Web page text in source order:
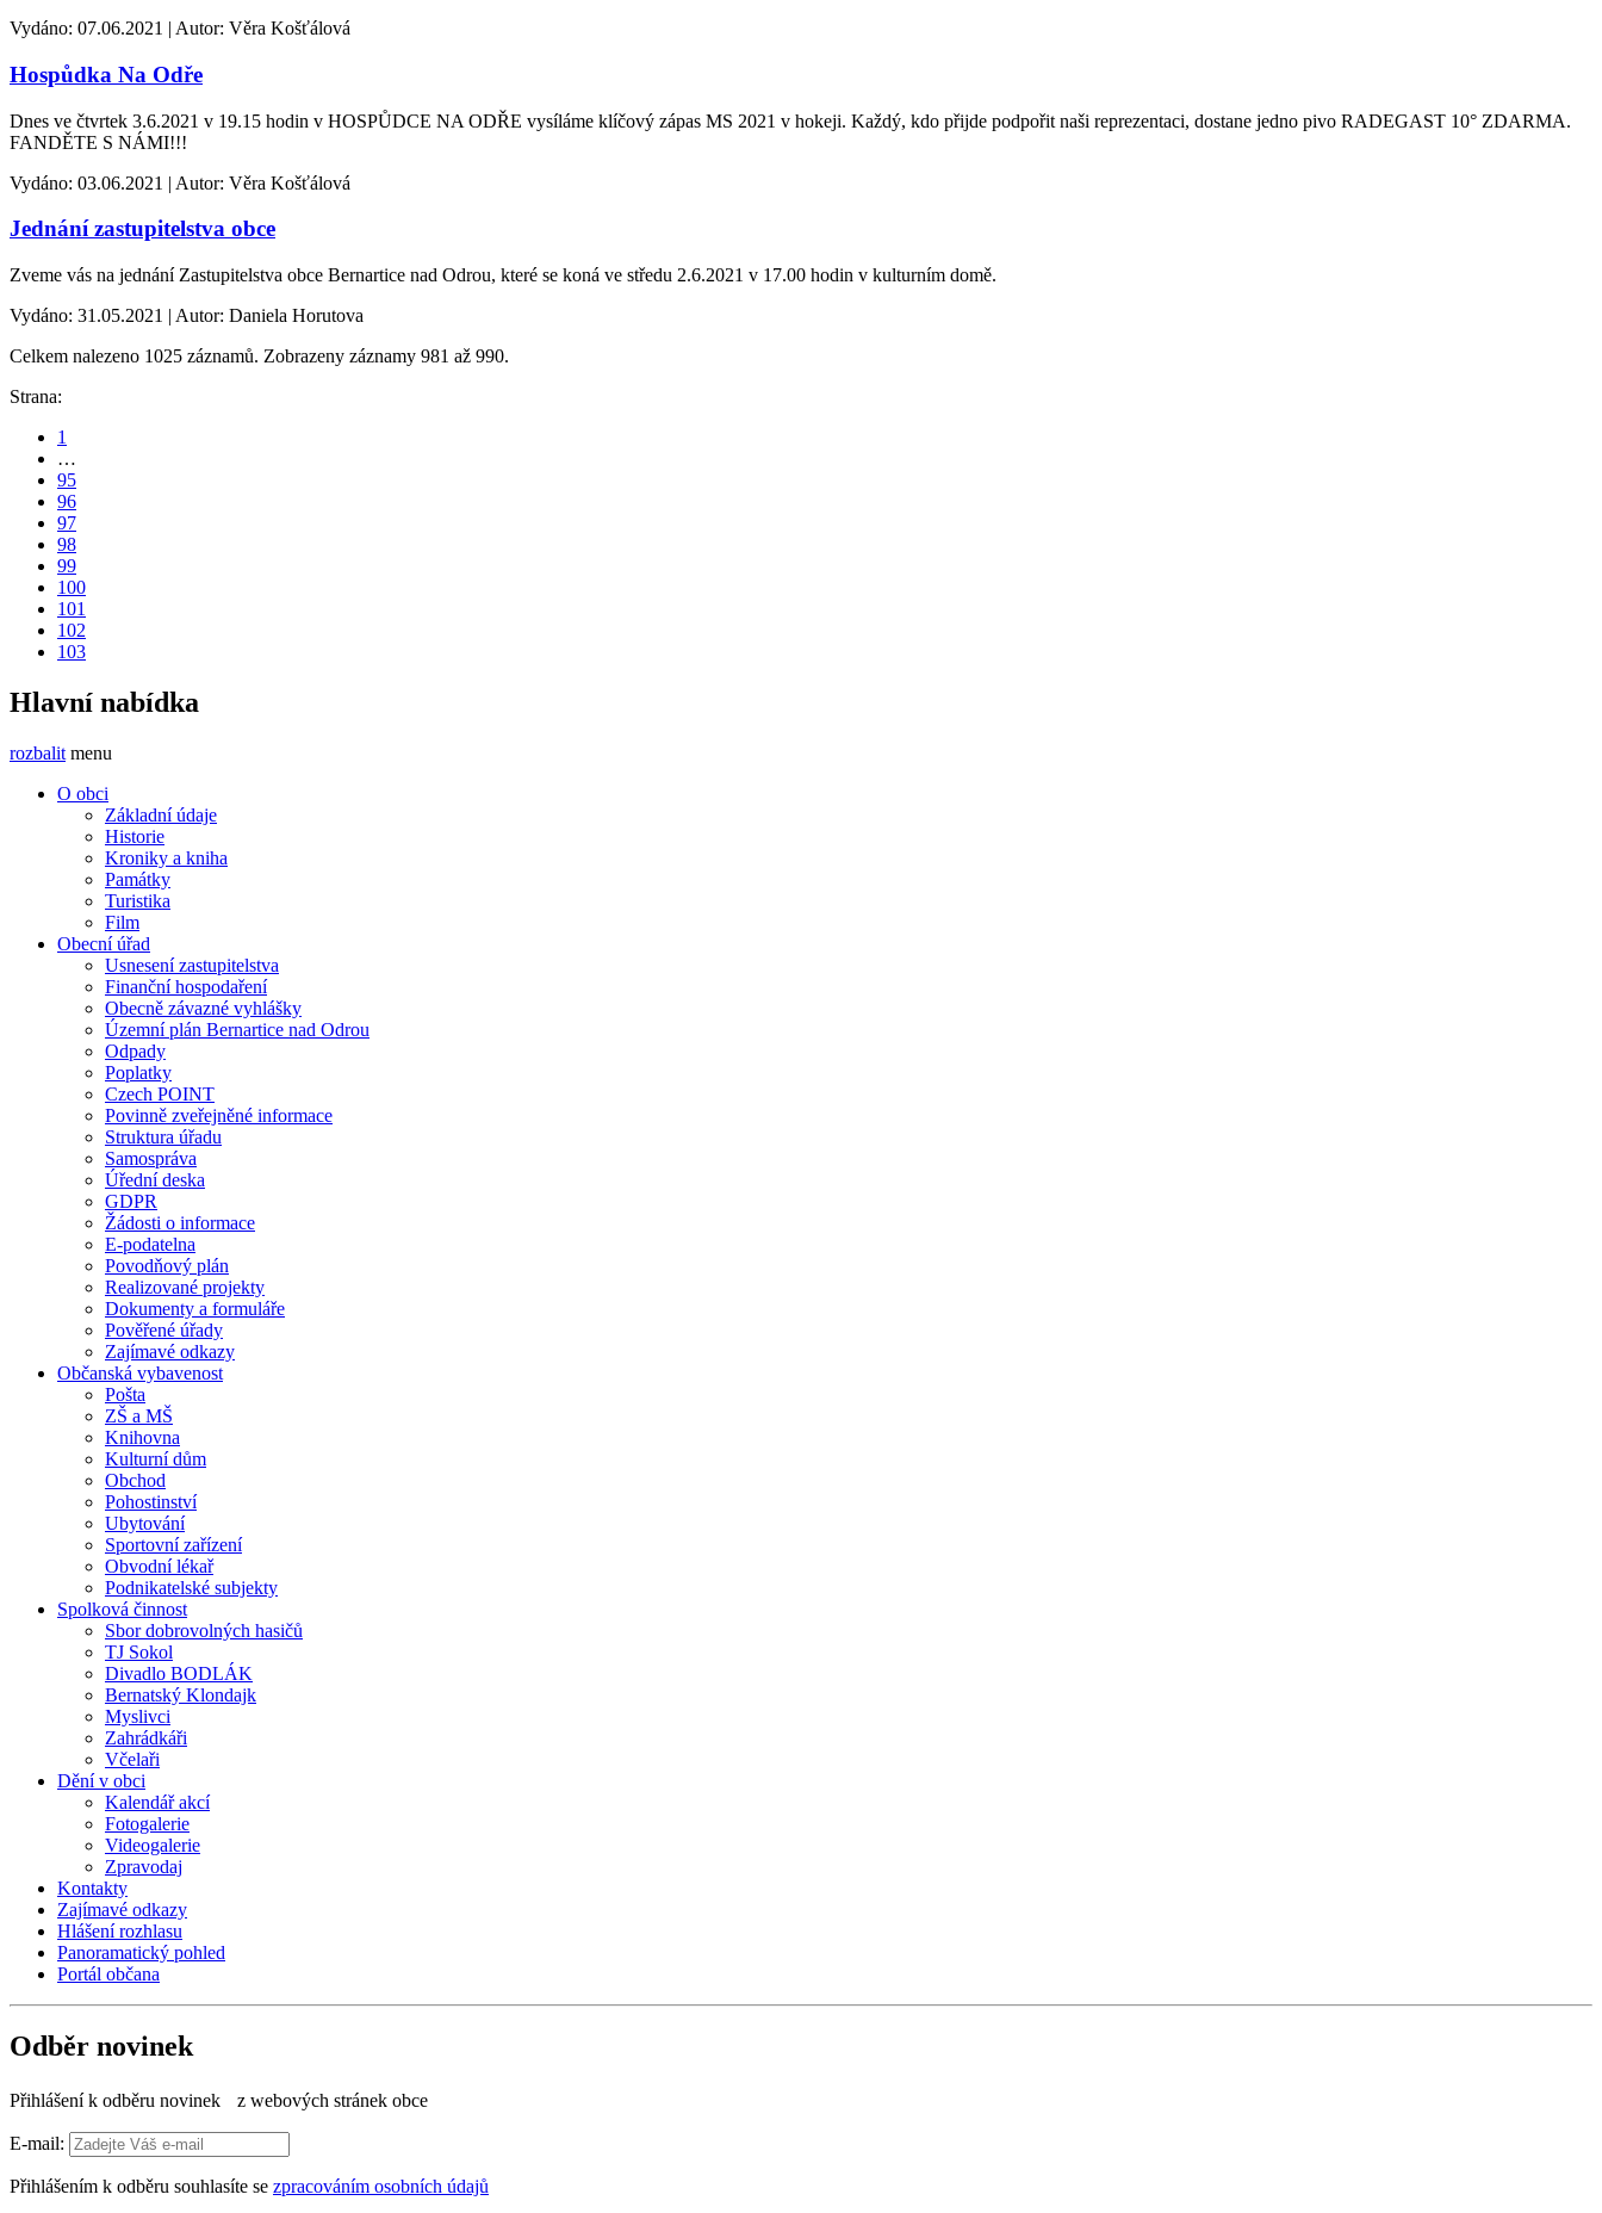
Vydáno: 07.06.2021 | Autor: Věra Košťálová
Hospůdka Na Odře
Dnes ve čtvrtek 3.6.2021 v 19.15 hodin v HOSPŮDCE NA ODŘE vysíláme klíčový zápas MS 2021 v hokeji. Každý, kdo přijde podpořit naši reprezentaci, dostane jedno pivo RADEGAST 10° ZDARMA.
FANDĚTE S NÁMI!!!
Vydáno: 03.06.2021 | Autor: Věra Košťálová
Jednání zastupitelstva obce
Zveme vás na jednání Zastupitelstva obce Bernartice nad Odrou, které se koná ve středu 2.6.2021 v 17.00 hodin v kulturním domě.
Vydáno: 31.05.2021 | Autor: Daniela Horutova
Celkem nalezeno 1025 záznamů. Zobrazeny záznamy 981 až 990.
Strana:
1
…
95
96
97
98
99
100
101
102
103
Hlavní nabídka
rozbalit menu
O obci
Základní údaje
Historie
Kroniky a kniha
Památky
Turistika
Film
Obecní úřad
Usnesení zastupitelstva
Finanční hospodaření
Obecně závazné vyhlášky
Územní plán Bernartice nad Odrou
Odpady
Poplatky
Czech POINT
Povinně zveřejněné informace
Struktura úřadu
Samospráva
Úřední deska
GDPR
Žádosti o informace
E-podatelna
Povodňový plán
Realizované projekty
Dokumenty a formuláře
Pověřené úřady
Zajímavé odkazy
Občanská vybavenost
Pošta
ZŠ a MŠ
Knihovna
Kulturní dům
Obchod
Pohostinství
Ubytování
Sportovní zařízení
Obvodní lékař
Podnikatelské subjekty
Spolková činnost
Sbor dobrovolných hasičů
TJ Sokol
Divadlo BODLÁK
Bernatský Klondajk
Myslivci
Zahrádkáři
Včelaři
Dění v obci
Kalendář akcí
Fotogalerie
Videogalerie
Zpravodaj
Kontakty
Zajímavé odkazy
Hlášení rozhlasu
Panoramatický pohled
Portál občana
Odběr novinek
Přihlášení k odběru novinek z webových stránek obce
E-mail:
Přihlášením k odběru souhlasíte se zpracováním osobních údajů